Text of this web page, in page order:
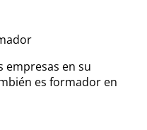
empresas en su
es formador en